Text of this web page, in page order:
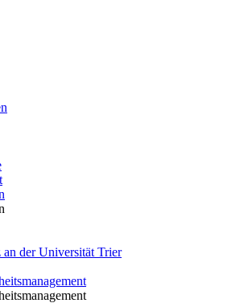
der Universität Trier